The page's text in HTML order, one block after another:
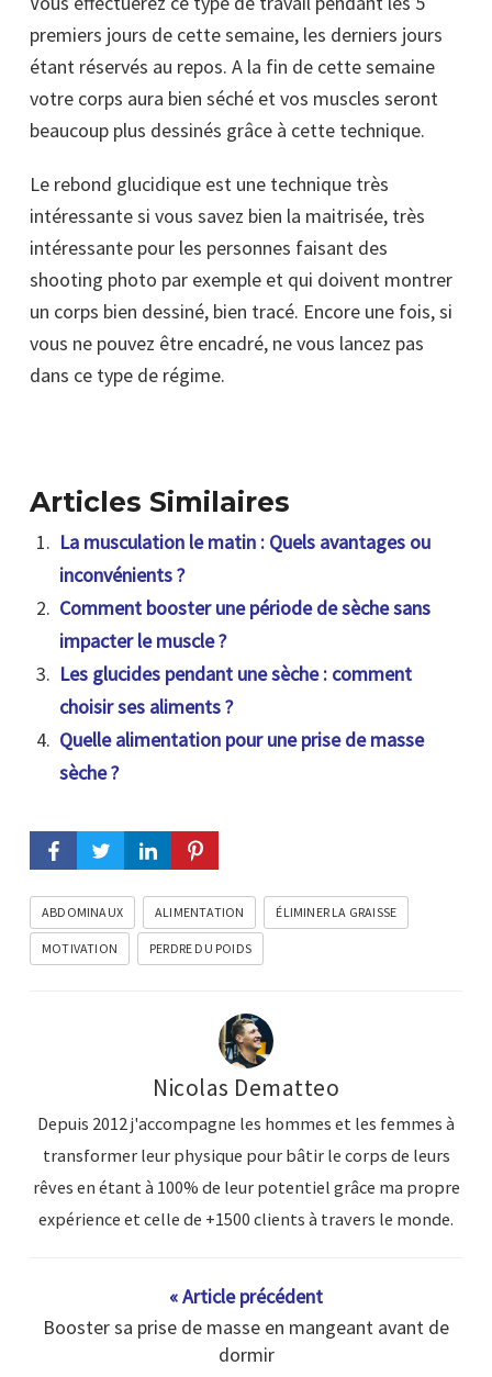
premiers jours de cette semaine, les derniers jours
étant réservés au repos. A la fin de cette semaine
votre corps aura bien séché et vos muscles seront
beaucoup plus dessinés grâce à cette technique.
Le rebond glucidique est une technique très
intéressante si vous savez bien la maitrisée, très
intéressante pour les personnes faisant des
shooting photo par exemple et qui doivent montrer
un corps bien dessiné, bien tracé. Encore une fois, si
vous ne pouvez être encadré, ne vous lancez pas
dans ce type de régime.
Articles Similaires
La musculation le matin : Quels avantages ou
inconvénients ?
Comment booster une période de sèche sans
impacter le muscle ?
Les glucides pendant une sèche : comment
choisir ses aliments ?
Quelle alimentation pour une prise de masse
sèche ?
ABDOMINAUX ALIMENTATION ÉLIMINER LA GRAISSE
MOTIVATION PERDRE DU POIDS
Nicolas Dematteo
Depuis 2012 j'accompagne les hommes et les femmes à
transformer leur physique pour bâtir le corps de leurs
rêves en étant à 100% de leur potentiel grâce ma propre
expérience et celle de +1500 clients à travers le monde.
« Article précédent
Booster sa prise de masse en mangeant avant de
dormir